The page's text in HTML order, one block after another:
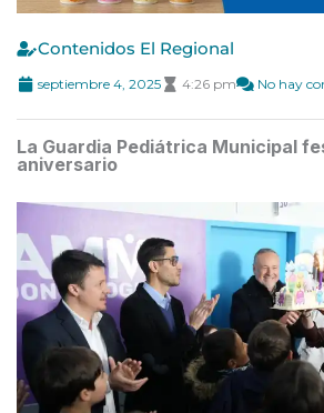
Contenidos El Regional
septiembre 4, 2025 4:26 pm No hay
La Guardia Pediátrica Municipal
aniversario